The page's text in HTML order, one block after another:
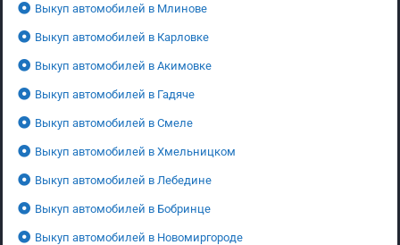
Выкуп автомобилей в Млинове
Выкуп автомобилей в Карловке
Выкуп автомобилей в Акимовке
Выкуп автомобилей в Гадяче
Выкуп автомобилей в Смеле
Выкуп автомобилей в Хмельницком
Выкуп автомобилей в Лебедине
Выкуп автомобилей в Бобринце
Выкуп автомобилей в Новомиргороде